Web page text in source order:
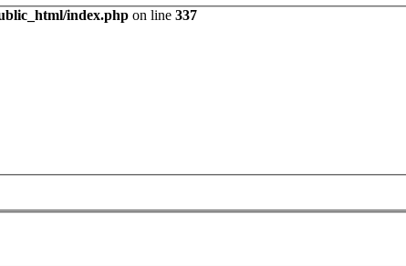
index.php on line 337